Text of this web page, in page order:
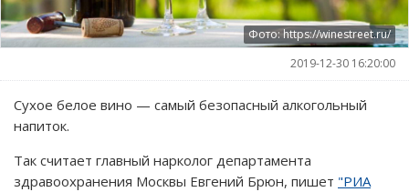
Фото: https://winestreet.ru/
2019-12-30 16:20:00
Сухое белое вино — самый безопасный алкогольный
напиток.
Так считает главный нарколог департамента
здравоохранения Москвы Евгений Брюн, пишет "РИА